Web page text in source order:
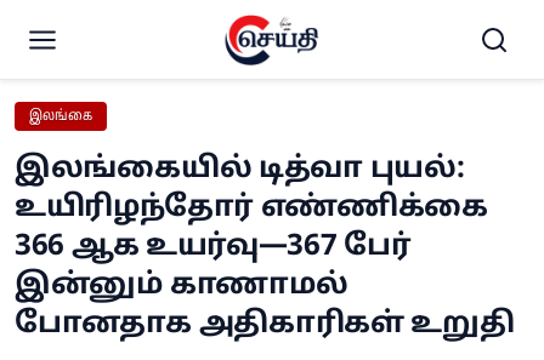
இலங்கை
இலங்கையில் டித்வா புயல்:
உயிரிழந்தோர் எண்ணிக்கை
366 ஆக உயர்வு—367 பேர்
இன்னும் காணாமல்
போனதாக அதிகாரிகள் உறுதி